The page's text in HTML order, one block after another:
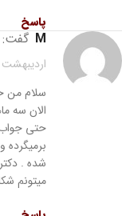
پاسخ
M گفت:
اردیبهشت 13, 1400 در 9:41 ق.ظ
سلام من
الان سه
حتی جواب
شده .
میتونم